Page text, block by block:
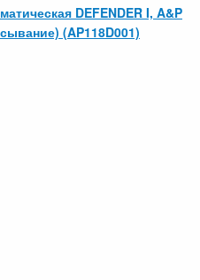
DEFENDER I, A&P
(AP118D001)